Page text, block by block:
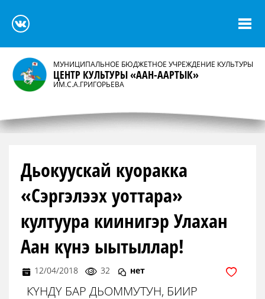
МУНИЦИПАЛЬНОЕ БЮДЖЕТНОЕ УЧРЕЖДЕНИЕ КУЛЬТУРЫ
ЦЕНТР КУЛЬТУРЫ «ААН-ААРТЫК»
ИМ.С.А.ГРИГОРЬЕВА
Дьокуускай куоракка
«Сэргэлээх уоттара»
култуура киинигэр Улахан
Аан күнэ ыытыллар!
12/04/2018 32 нет
КҮНДҮ БАР ДЬОММУТУН, БИИР